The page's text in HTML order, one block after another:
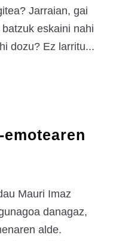
Jarraian, gai
eskaini nahi
dozu? Ez larritu...
Mauri Imaz
danagaz,
alde.